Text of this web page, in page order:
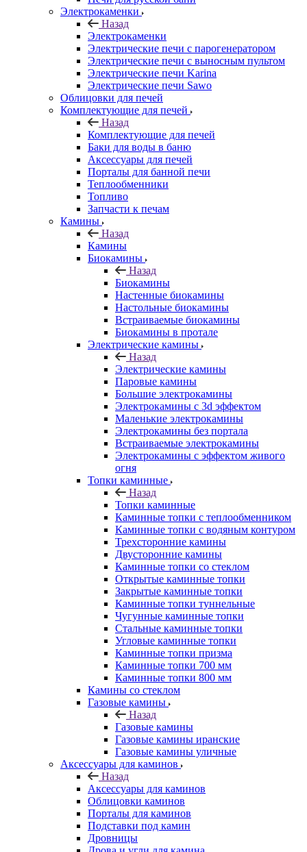
Электрокаменки
Назад
Электрокаменки
Электрические печи с парогенератором
Электрические печи с выносным пультом
Электрические печи Karina
Электрические печи Sawo
Облицовки для печей
Комплектующие для печей
Назад
Комплектующие для печей
Баки для воды в баню
Аксессуары для печей
Порталы для банной печи
Теплообменники
Топливо
Запчасти к печам
Камины
Назад
Камины
Биокамины
Назад
Биокамины
Настенные биокамины
Настольные биокамины
Встраиваемые биокамины
Биокамины в протале
Электрические камины
Назад
Электрические камины
Паровые камины
Большие электрокамины
Электрокамины с 3d эффектом
Маленькие электрокамины
Электрокамины без портала
Встраиваемые электрокамины
Электрокамины с эффектом живого
огня
Топки каминные
Назад
Топки каминные
Каминные топки с теплообменником
Каминные топки с водяным контуром
Трехсторонние камины
Двусторонние камины
Каминные топки со стеклом
Открытые каминные топки
Закрытые каминные топки
Каминные топки туннельные
Чугунные каминные топки
Стальные каминные топки
Угловые каминные топки
Каминные топки призма
Каминные топки 700 мм
Каминные топки 800 мм
Камины со стеклом
Газовые камины
Назад
Газовые камины
Газовые камины иранские
Газовые камины уличные
Аксессуары для каминов
Назад
Аксессуары для каминов
Облицовки каминов
Порталы для каминов
Подставки под камин
Дровницы